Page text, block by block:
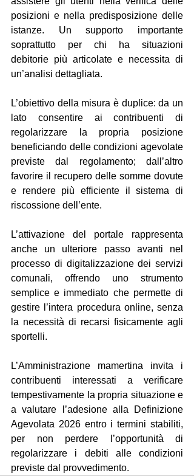
posizioni e nella predisposizione delle
istanze. Un supporto importante
soprattutto per chi ha situazioni
debitorie più articolate e necessita di
un’analisi dettagliata.
L’obiettivo della misura è duplice: da un
lato consentire ai contribuenti di
regolarizzare la propria posizione
beneficiando delle condizioni agevolate
previste dal regolamento; dall’altro
favorire il recupero delle somme dovute
e rendere più efficiente il sistema di
riscossione dell’ente.
L’attivazione del portale rappresenta
anche un ulteriore passo avanti nel
processo di digitalizzazione dei servizi
comunali, offrendo uno strumento
semplice e immediato che permette di
gestire l’intera procedura online, senza
la necessità di recarsi fisicamente agli
sportelli.
L’Amministrazione mamertina invita i
contribuenti interessati a verificare
tempestivamente la propria situazione e
a valutare l’adesione alla Definizione
Agevolata 2026 entro i termini stabiliti,
per non perdere l’opportunità di
regolarizzare i debiti alle condizioni
previste dal provvedimento.